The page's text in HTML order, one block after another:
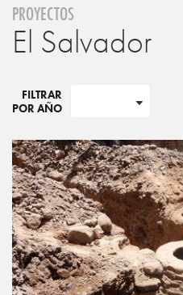
PROYECTOS
El Salvador
FILTRAR
POR AÑO